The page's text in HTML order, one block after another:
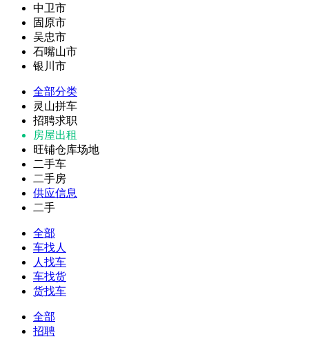
中卫市
固原市
吴忠市
石嘴山市
银川市
全部分类
灵山拼车
招聘求职
房屋出租
旺铺仓库场地
二手车
二手房
供应信息
二手
全部
车找人
人找车
车找货
货找车
全部
招聘